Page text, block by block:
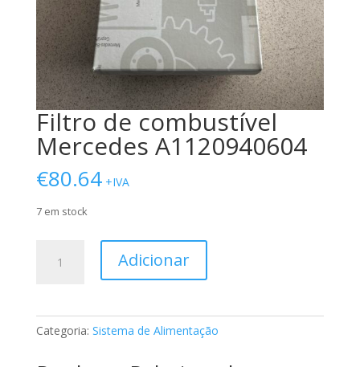
Filtro de combustível
Mercedes A1120940604
€80.64 +IVA
7 em stock
Mercedes
Adicionar
Categoria: Sistema de Alimentação